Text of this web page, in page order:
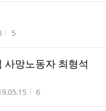
조회수
5
망노동자 최형석
성시간 조회수
6